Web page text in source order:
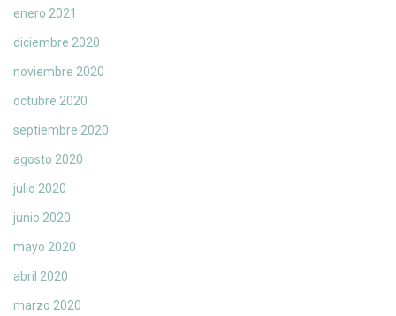
enero 2021
diciembre 2020
noviembre 2020
octubre 2020
septiembre 2020
agosto 2020
julio 2020
junio 2020
mayo 2020
abril 2020
marzo 2020